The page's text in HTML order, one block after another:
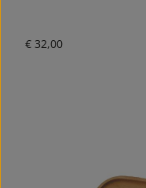
Normale prijs:
€ 32,00